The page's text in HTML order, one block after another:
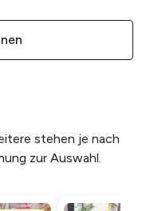
stehen je nach
zur Auswahl.